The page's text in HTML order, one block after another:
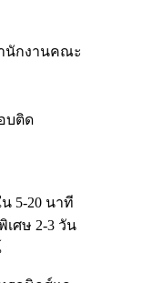
นักงานคณะ
บติด
5-20 นาที
เศษ 2-3 วัน